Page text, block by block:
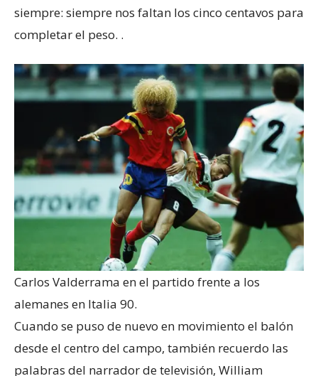
siempre: siempre nos faltan los cinco centavos para
completar el peso. .
Carlos Valderrama en el partido frente a los
alemanes en Italia 90.
Cuando se puso de nuevo en movimiento el balón
desde el centro del campo, también recuerdo las
palabras del narrador de televisión, William